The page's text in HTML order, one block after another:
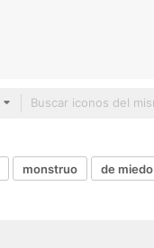
monstruo de miedo